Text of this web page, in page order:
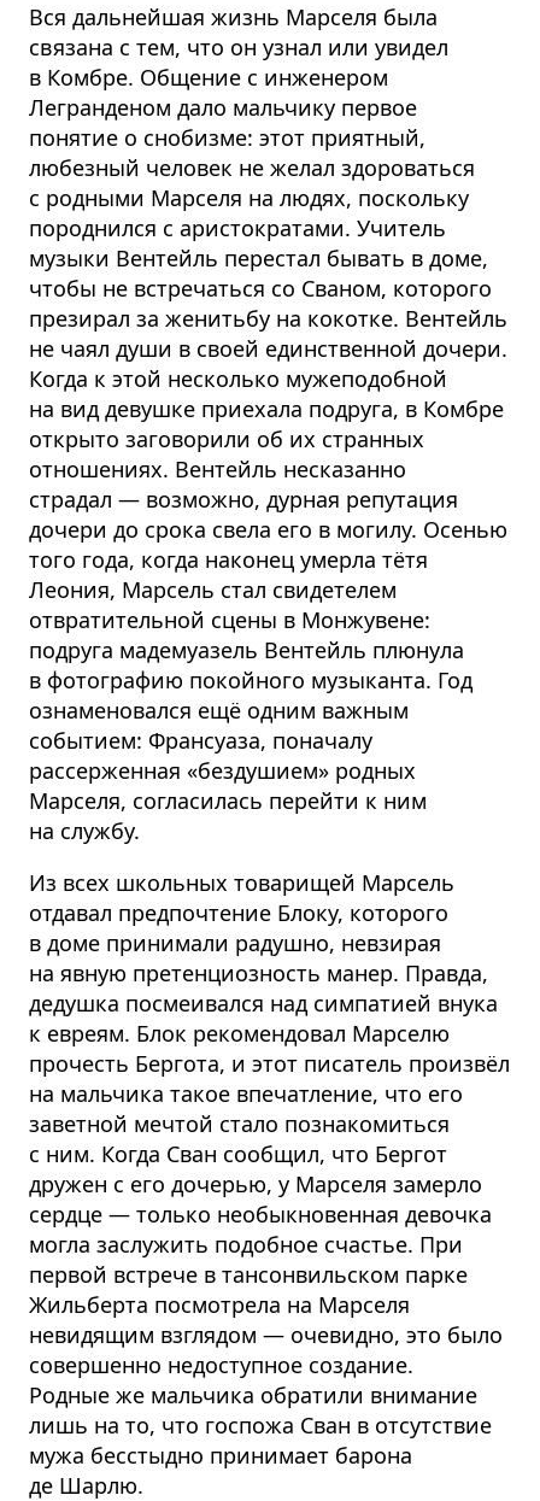
Вся дальнейшая жизнь Марселя была
связана с тем, что он узнал или увидел
в Комбре. Общение с инженером
Легранденом дало мальчику первое
понятие о снобизме: этот приятный,
любезный человек не желал здороваться
с родными Марселя на людях, поскольку
породнился с аристократами. Учитель
музыки Вентейль перестал бывать в доме,
чтобы не встречаться со Сваном, которого
презирал за женитьбу на кокотке. Вентейль
не чаял души в своей единственной дочери.
Когда к этой несколько мужеподобной
на вид девушке приехала подруга, в Комбре
открыто заговорили об их странных
отношениях. Вентейль несказанно
страдал — возможно, дурная репутация
дочери до срока свела его в могилу. Осенью
того года, когда наконец умерла тётя
Леония, Марсель стал свидетелем
отвратительной сцены в Монжувене:
подруга мадемуазель Вентейль плюнула
в фотографию покойного музыканта. Год
ознаменовался ещё одним важным
событием: Франсуаза, поначалу
рассерженная «бездушием» родных
Марселя, согласилась перейти к ним
на службу.
Из всех школьных товарищей Марсель
отдавал предпочтение Блоку, которого
в доме принимали радушно, невзирая
на явную претенциозность манер. Правда,
дедушка посмеивался над симпатией внука
к евреям. Блок рекомендовал Марселю
прочесть Бергота, и этот писатель произвёл
на мальчика такое впечатление, что его
заветной мечтой стало познакомиться
с ним. Когда Сван сообщил, что Бергот
дружен с его дочерью, у Марселя замерло
сердце — только необыкновенная девочка
могла заслужить подобное счастье. При
первой встрече в тансонвильском парке
Жильберта посмотрела на Марселя
невидящим взглядом — очевидно, это было
совершенно недоступное создание.
Родные же мальчика обратили внимание
лишь на то, что госпожа Сван в отсутствие
мужа бесстыдно принимает барона
де Шарлю.